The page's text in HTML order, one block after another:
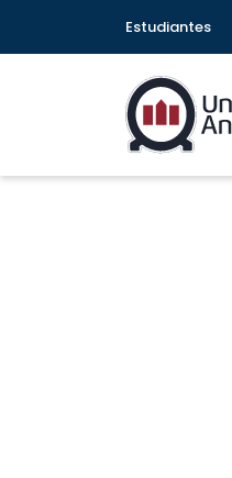
Estudiantes